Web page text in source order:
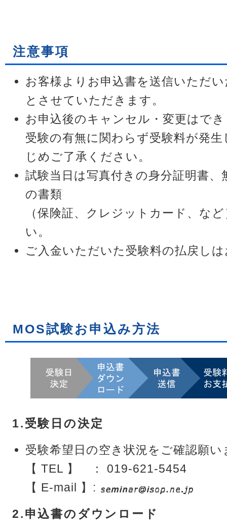
注意事項
お客様よりお申込書を送信いただ
とさせていただきます。
お申込後のキャンセル・変更はで
受験の有無に関わらず受験料が発
じめご了承ください。
試験当日は写真付きの身分証明書、
の書類
（保険証、クレジットカード、な
い。
ご入金いただいた受験料の払戻し
MOS試験お申込み方法
1.受験日の決定
受験希望日の空き状況をご確認願い
【 TEL 】 ： 019-621-5454
【 E-mail 】:
2.申込書のダウンロード